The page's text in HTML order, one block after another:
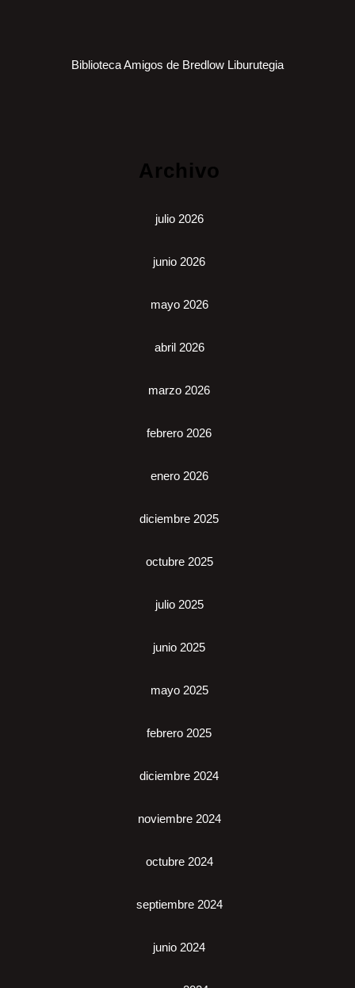
Biblioteca Amigos de Bredlow Liburutegia
Archivo
julio 2026
junio 2026
mayo 2026
abril 2026
marzo 2026
febrero 2026
enero 2026
diciembre 2025
octubre 2025
julio 2025
junio 2025
mayo 2025
febrero 2025
diciembre 2024
noviembre 2024
octubre 2024
septiembre 2024
junio 2024